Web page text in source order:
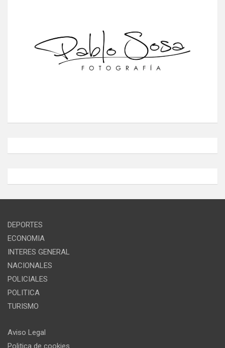
DEPORTES
ECONOMIA
INTERES GENERAL
NACIONALES
POLICIALES
POLITICA
TURISMO
Aviso Legal
Politica de cookies